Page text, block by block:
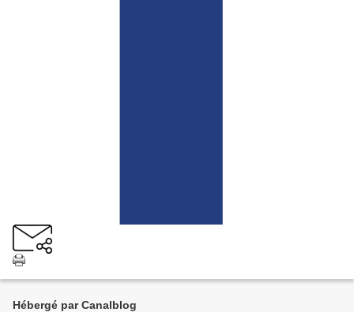
Hébergé par Canalblog